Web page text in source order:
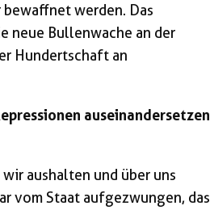
werden. Das
neue Bullenwache an der
Hundertschaft an
auseinandersetzen
aushalten und über uns
vom Staat aufgezwungen, das